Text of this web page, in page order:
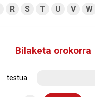
R S T U V W
Bilaketa orokorra
testua